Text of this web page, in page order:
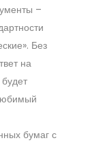
–
Без
на
бумаг с